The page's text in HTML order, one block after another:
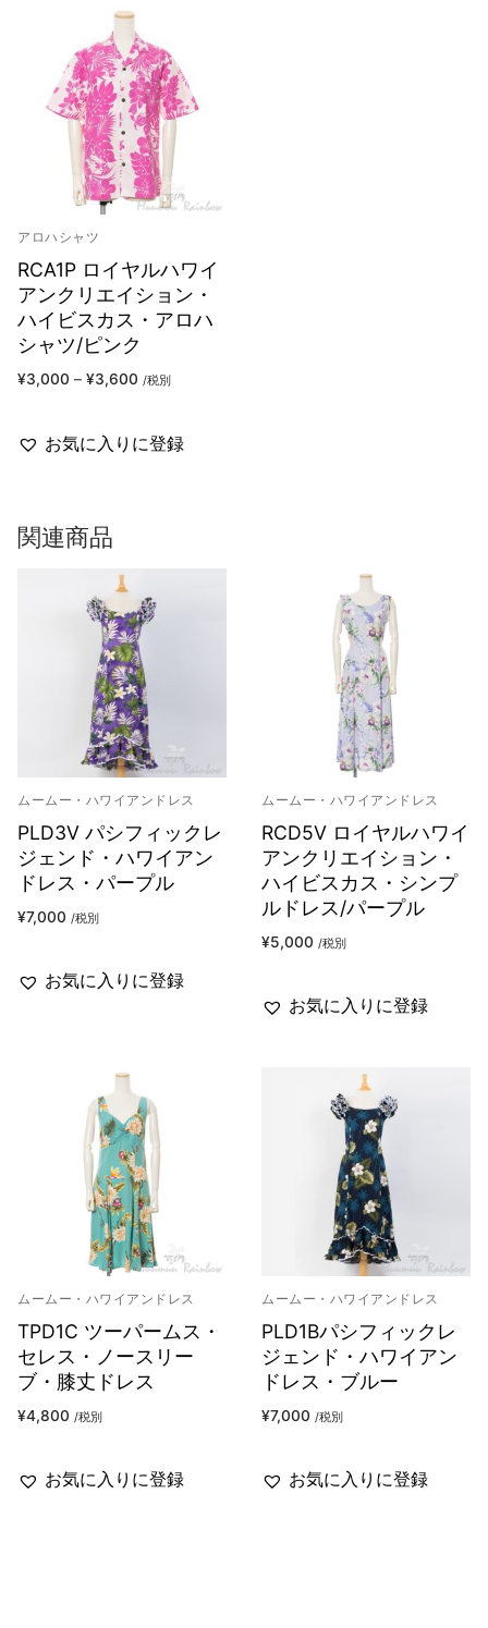
アロハシャツ
RCA1P ロイヤルハワイ
アンクリエイション・
ハイビスカス・アロハ
シャツ/ピンク
¥3,000 – ¥3,600 /税別
お気に入りに登録
関連商品
ムームー・ハワイアンドレス
PLD3V パシフィックレ
ジェンド・ハワイアン
ドレス・パープル
¥7,000 /税別
お気に入りに登録
ムームー・ハワイアンドレス
RCD5V ロイヤルハワイ
アンクリエイション・
ハイビスカス・シンプ
ルドレス/パープル
¥5,000 /税別
お気に入りに登録
ムームー・ハワイアンドレス
TPD1C ツーパームス・
セレス・ノースリー
ブ・膝丈ドレス
¥4,800 /税別
お気に入りに登録
ムームー・ハワイアンドレス
PLD1Bパシフィックレ
ジェンド・ハワイアン
ドレス・ブルー
¥7,000 /税別
お気に入りに登録